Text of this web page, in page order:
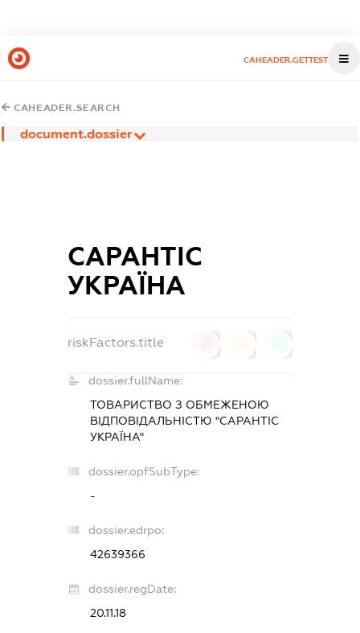
CAHEADER.GETTEST
CAHEADER.SEARCH
document.dossier
САРАНТІС
УКРАЇНА
riskFactors.title
dossier.fullName:
ТОВАРИСТВО З ОБМЕЖЕНОЮ
ВІДПОВІДАЛЬНІСТЮ "САРАНТІС
УКРАЇНА"
dossier.opfSubType:
-
dossier.edrpo:
42639366
dossier.regDate:
20.11.18